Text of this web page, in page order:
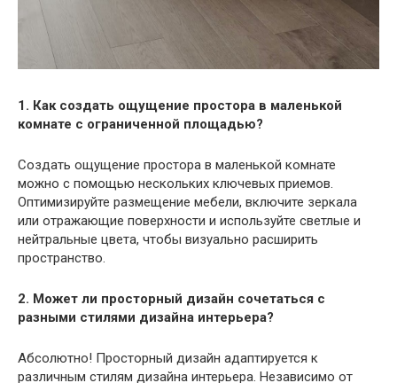
1. Как создать ощущение простора в маленькой
комнате с ограниченной площадью?
Создать ощущение простора в маленькой комнате
можно с помощью нескольких ключевых приемов.
Оптимизируйте размещение мебели, включите зеркала
или отражающие поверхности и используйте светлые и
нейтральные цвета, чтобы визуально расширить
пространство.
2. Может ли просторный дизайн сочетаться с
разными стилями дизайна интерьера?
Абсолютно! Просторный дизайн адаптируется к
различным стилям дизайна интерьера. Независимо от